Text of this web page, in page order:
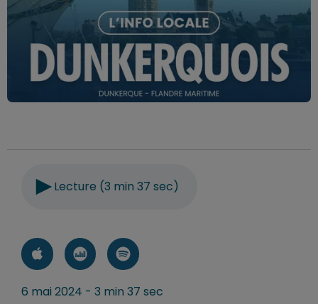
Lecture (3 min 37 sec)
6 mai 2024 - 3 min 37 sec